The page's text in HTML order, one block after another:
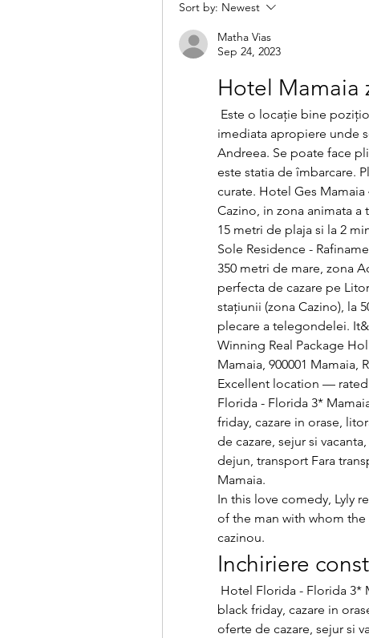
Sort by: Newest
Matha Vias
Sep 24, 2023
Hotel Mamaia
imediata apropiere unde
Andreea. Se poate face
este statia de îmbarcare.
curate. Hotel Ges
Cazino, in zona animata a
15 metri de plaja si la 2
Sole Residence -
350 metri de mare, zona
perfecta de cazare pe
staţiunii (zona Cazino), la
plecare a telegondelei.
Winning Real Package
Mamaia, 900001 Mamaia,
Excellent location — rated
Florida - Florida 3*
friday, cazare in orase,
de cazare, sejur si
dejun, transport Fara
Mamaia.
In this love comedy, Lyly
of the man with whom
cazinou.
Inchiriere
black friday, cazare in
oferte de cazare, sejur si